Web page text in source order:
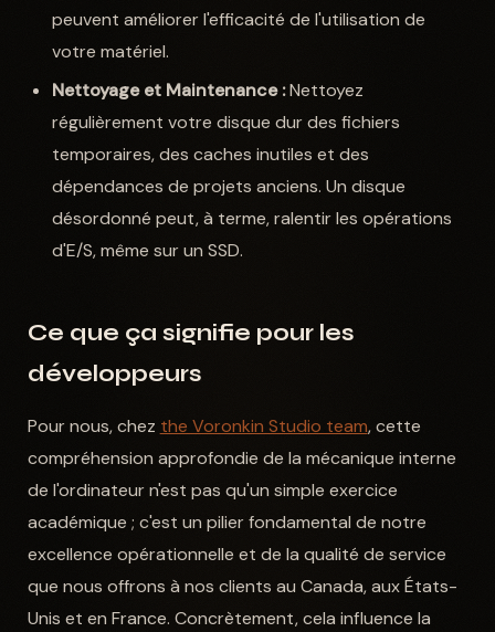
peuvent améliorer l'efficacité de l'utilisation de
votre matériel.
Nettoyage et Maintenance :Nettoyez
régulièrement votre disque dur des fichiers
temporaires, des caches inutiles et des
dépendances de projets anciens. Un disque
désordonné peut, à terme, ralentir les opérations
d'E/S, même sur un SSD.
Ce que ça signifie pour les
développeurs
Pour nous, chez the Voronkin Studio team, cette
compréhension approfondie de la mécanique interne
de l'ordinateur n'est pas qu'un simple exercice
académique ; c'est un pilier fondamental de notre
excellence opérationnelle et de la qualité de service
que nous offrons à nos clients au Canada, aux États-
Unis et en France. Concrètement, cela influence la